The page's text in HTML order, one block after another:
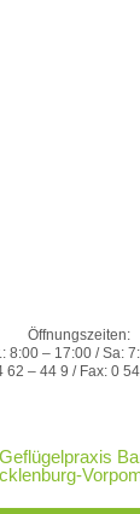
Öffnungszeiten:
8:00 – 17:00 / Sa:
62 – 44 9 / Fax: 0
Geflügelpraxis